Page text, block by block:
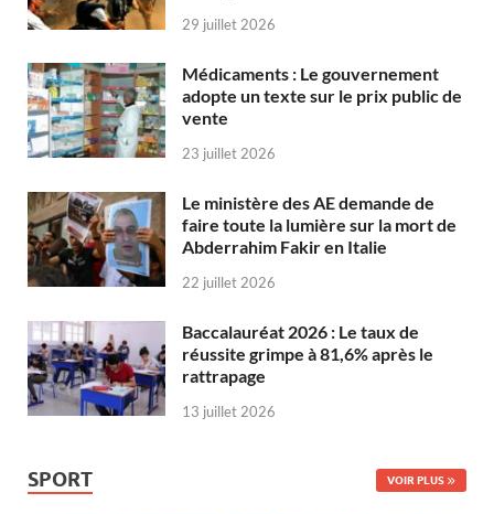
29 juillet 2026
Médicaments : Le gouvernement
adopte un texte sur le prix public de
vente
23 juillet 2026
Le ministère des AE demande de
faire toute la lumière sur la mort de
Abderrahim Fakir en Italie
22 juillet 2026
Baccalauréat 2026 : Le taux de
réussite grimpe à 81,6% après le
rattrapage
13 juillet 2026
SPORT VOIR PLUS